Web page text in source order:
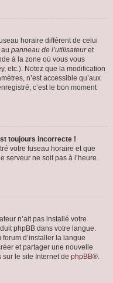
horaire différent de celui
panneau de l’utilisateuret
à la zone où vous vous
etc.). Notez que la modification
n’est accessible qu’aux
c’est le bon moment
toujours incorrecte !
votre fuseau horaire et que
serveur ne soit pas à l’heure.
n’ait pas installé votre
phpBB dans votre langue.
d’installer la langue
et partager une nouvelle
sur le site Internet de phpBB®.